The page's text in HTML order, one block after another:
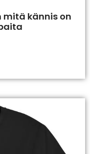
mitä kännis on